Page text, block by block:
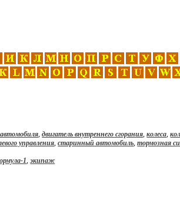
автомобиля,двигатель внутреннего сгорания,колеса,
управления,старинный автомобиль,тормозная
1,экипаж